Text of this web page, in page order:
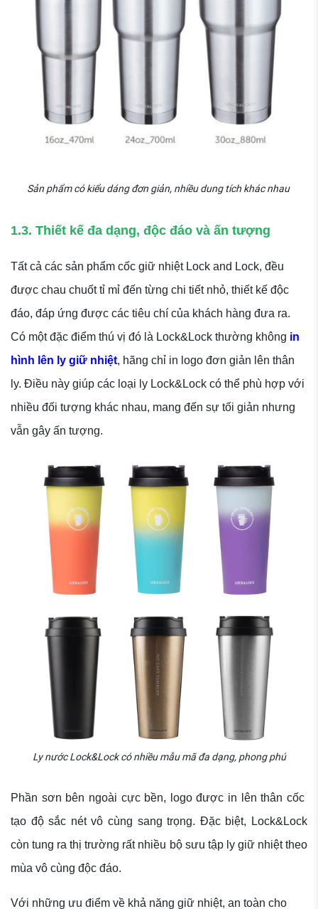
Sản phẩm có kiểu dáng đơn giản, nhiều dung tích khác nhau
1.3. Thiết kế đa dạng, độc đáo và ấn tượng
Tất cả các sản phẩm cốc giữ nhiệt Lock and Lock, đều
được chau chuốt tỉ mỉ đến từng chi tiết nhỏ, thiết kế độc
đáo, đáp ứng được các tiêu chí của khách hàng đưa ra.
Có một đặc điểm thú vị đó là Lock&Lock thường không in
hình lên ly giữ nhiệt, hãng chỉ in logo đơn giản lên thân
ly. Điều này giúp các loại ly Lock&Lock có thể phù hợp với
nhiều đối tượng khác nhau, mang đến sự tối giản nhưng
vẫn gây ấn tượng.
Ly nước Lock&Lock có nhiều mẫu mã đa dạng, phong phú
Phần sơn bên ngoài cực bền, logo được in lên thân cốc
tạo độ sắc nét vô cùng sang trọng. Đặc biệt, Lock&Lock
còn tung ra thị trường rất nhiều bộ sưu tập ly giữ nhiệt theo
mùa vô cùng độc đáo.
Với những ưu điểm về khả năng giữ nhiệt, an toàn cho